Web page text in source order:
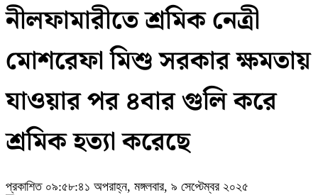
নীলফামারীতে শ্রমিক নেত্রী
মোশরেফা মিশু সরকার ক্ষমতায়
যাওয়ার পর ৪বার গুলি করে
শ্রমিক হত্যা করেছে
প্রকাশিত ০৯:৫৮:৪১ অপরাহ্ন, মঙ্গলবার, ৯ সেপ্টেম্বর ২০২৫